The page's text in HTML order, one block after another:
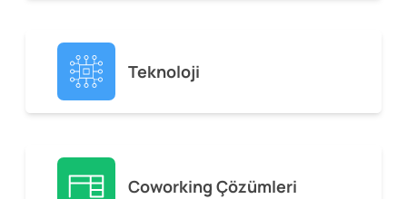
Teknoloji
Coworking Çözümleri